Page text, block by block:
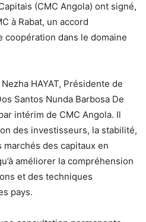
(CMC Angola) ont signé,
à Rabat, un accord
coopération dans le domaine
HAYAT, Présidente de
Santos Nunda Barbosa De
intérim de CMC Angola. Il
des investisseurs, la stabilité,
marchés des capitaux en
améliorer la compréhension
et des techniques
pays.